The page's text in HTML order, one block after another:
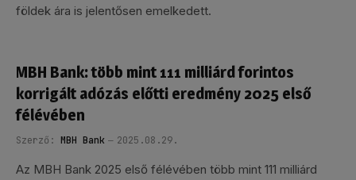
földek ára is jelentősen emelkedett.
MBH Bank: több mint 111 milliárd forintos
korrigált adózás előtti eredmény 2025 első
félévében
Szerző: MBH Bank 2025.08.29.
Az MBH Bank 2025 első félévében több mint 111 milliárd